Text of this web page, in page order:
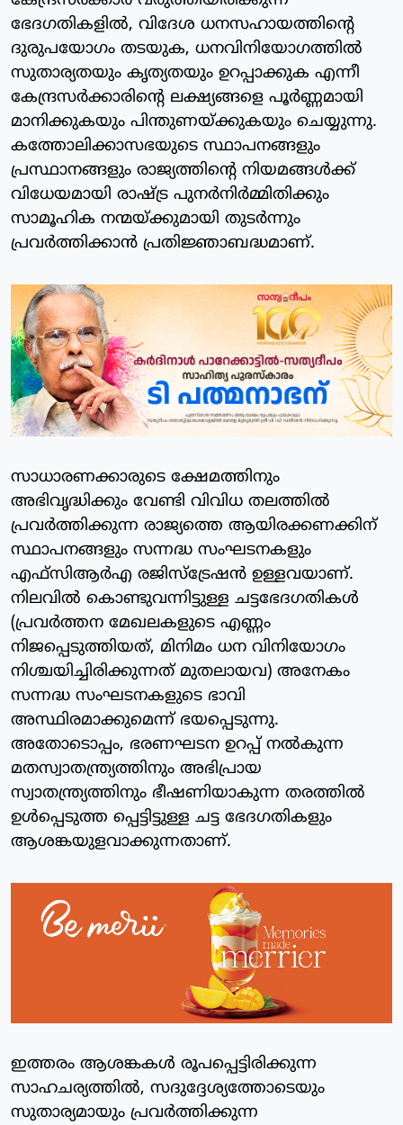
ഭേദഗതികളില്‍, വിദേശ ധനസഹായത്തിന്റെ
ദുരുപയോഗം തടയുക, ധനവിനിയോഗത്തില്‍
സുതാര്യതയും കൃത്യതയും ഉറപ്പാക്കുക എന്നീ
കേന്ദ്രസര്‍ക്കാരിന്റെ ലക്ഷ്യങ്ങളെ പൂര്‍ണ്ണമായി
മാനിക്കുകയും പിന്തുണയ്ക്കുകയും ചെയ്യുന്നു.
കത്തോലിക്കാസഭയുടെ സ്ഥാപനങ്ങളും
പ്രസ്ഥാനങ്ങളും രാജ്യത്തിന്റെ നിയമങ്ങള്‍ക്ക്
വിധേയമായി രാഷ്ട്ര പുനര്‍നിര്‍മ്മിതിക്കും
സാമൂഹിക നന്മയ്ക്കുമായി തുടര്‍ന്നും
പ്രവര്‍ത്തിക്കാന്‍ പ്രതിജ്ഞാബദ്ധമാണ്.
സാധാരണക്കാരുടെ ക്ഷേമത്തിനും
അഭിവൃദ്ധിക്കും വേണ്ടി വിവിധ തലത്തില്‍
പ്രവര്‍ത്തിക്കുന്ന രാജ്യത്തെ ആയിരക്കണക്കിന്
സ്ഥാപനങ്ങളും സന്നദ്ധ സംഘടനകളും
എഫ്‌സിആര്‍എ രജിസ്‌ട്രേഷന്‍ ഉള്ളവയാണ്.
നിലവില്‍ കൊണ്ടുവന്നിട്ടുള്ള ചട്ടഭേദഗതികള്‍
(പ്രവര്‍ത്തന മേഖലകളുടെ എണ്ണം
നിജപ്പെടുത്തിയത്, മിനിമം ധന വിനിയോഗം
നിശ്ചയിച്ചിരിക്കുന്നത് മുതലായവ) അനേകം
സന്നദ്ധ സംഘടനകളുടെ ഭാവി
അസ്ഥിരമാക്കുമെന്ന് ഭയപ്പെടുന്നു.
അതോടൊപ്പം, ഭരണഘടന ഉറപ്പ് നല്‍കുന്ന
മതസ്വാതന്ത്ര്യത്തിനും അഭിപ്രായ
സ്വാതന്ത്ര്യത്തിനും ഭീഷണിയാകുന്ന തരത്തില്‍
ഉള്‍പ്പെടുത്ത പ്പെട്ടിട്ടുള്ള ചട്ട ഭേദഗതികളും
ആശങ്കയുളവാക്കുന്നതാണ്.
ഇത്തരം ആശങ്കകള്‍ രൂപപ്പെട്ടിരിക്കുന്ന
സാഹചര്യത്തില്‍, സദുദ്ദേശ്യത്തോടെയും
സുതാര്യമായും പ്രവര്‍ത്തിക്കുന്ന